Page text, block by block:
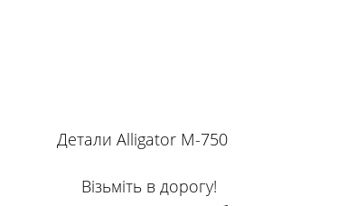
Детали Alligator M-750
Візьміть в дорогу!